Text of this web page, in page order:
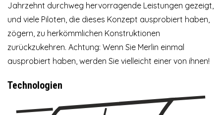
Jahrzehnt durchweg hervorragende Leistungen gezeigt,
und viele Piloten, die dieses Konzept ausprobiert haben,
zögern, zu herkömmlichen Konstruktionen
zurückzukehren. Achtung: Wenn Sie Merlin einmal
ausprobiert haben, werden Sie vielleicht einer von ihnen!
Technologien